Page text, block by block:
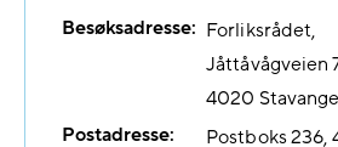
Besøksadresse: Forliksrådet
Jåttåvågveien
4020
Postadresse:
Postboks 236